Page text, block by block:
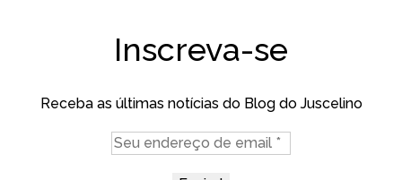
Inscreva-se
Receba as últimas notícias do Blog do Juscelino